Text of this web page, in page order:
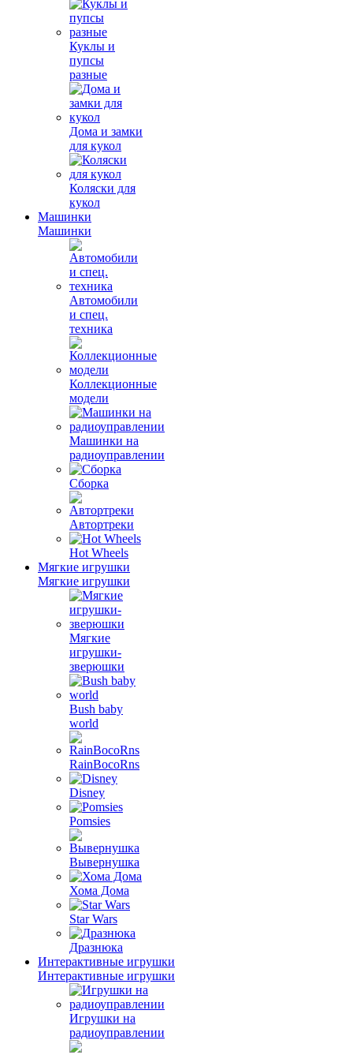
Куклы и
пупсы
разные
Дома и замки
для кукол
Коляски для
кукол
Машинки
Машинки
Автомобили
и спец.
техника
Коллекционные
модели
Машинки на
радиоуправлении
Сборка
Автортреки
Hot Wheels
Мягкие игрушки
Мягкие игрушки
Мягкие
игрушки-
зверюшки
Bush baby
world
RainBocoRns
Disney
Pomsies
Вывернушка
Хома Дома
Star Wars
Дразнюка
Интерактивные игрушки
Интерактивные игрушки
Игрушки на
радиоуправлении